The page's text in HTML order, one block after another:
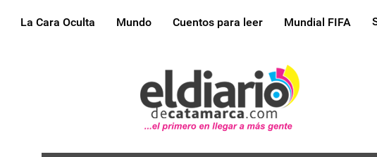
La Cara Oculta Mundo Cuentos para leer Mundial FIFA